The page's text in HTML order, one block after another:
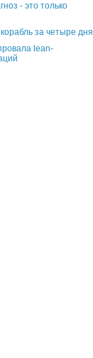
- это только
за четыре дня
lean-